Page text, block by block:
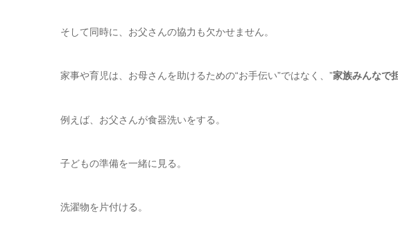
そして同時に、お父さんの協力も欠かせません。
家事や育児は、お母さんを助けるための“お手伝い”ではなく、”家族みんなで
例えば、お父さんが食器洗いをする。
子どもの準備を一緒に見る。
洗濯物を片付ける。